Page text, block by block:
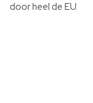
door heel de EU.